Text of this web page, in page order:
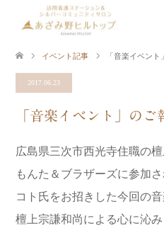
イベント記事 「音楽イベン
2017.06.23
「音楽イベント」のご
広島県三次市西光寺住職の
もんた＆ブラザーズに参加
コト氏をお招きした今回の音
檀上宗謙和尚による心に沁